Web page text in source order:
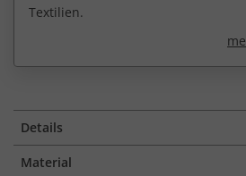
Textilien.
Details
Material